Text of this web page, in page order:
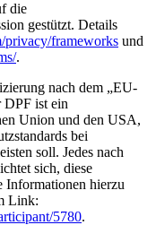
die
gestützt. Details
privacy/frameworks und
.
nach dem „EU-
ist ein
Union und den USA,
bei
soll. Jedes nach
sich, diese
Informationen hierzu
Link:
5780.